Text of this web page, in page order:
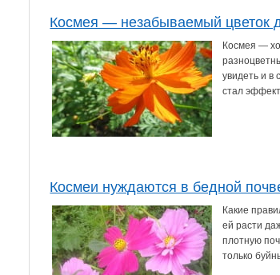
Космея — незабываемый цветок
Космея —
увидеть и в
стал
Космеи нуждаются в бедной
Какие
ей расти
плотную
только